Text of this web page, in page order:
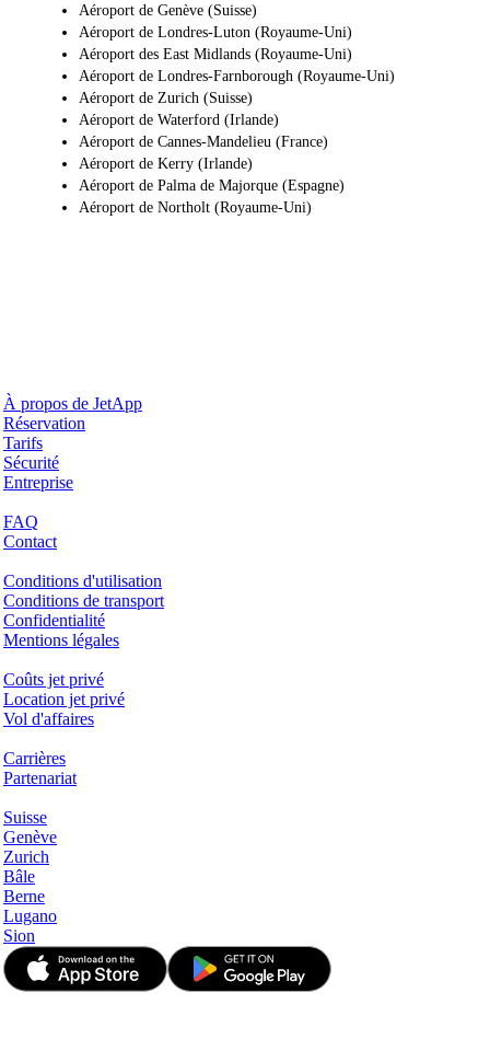
Aéroport de Genève (Suisse)
Aéroport de Londres-Luton (Royaume-Uni)
Aéroport des East Midlands (Royaume-Uni)
Aéroport de Londres-Farnborough (Royaume-Uni)
Aéroport de Zurich (Suisse)
Aéroport de Waterford (Irlande)
Aéroport de Cannes-Mandelieu (France)
Aéroport de Kerry (Irlande)
Aéroport de Palma de Majorque (Espagne)
Aéroport de Northolt (Royaume-Uni)
À propos de JetApp
Réservation
Tarifs
Sécurité
Entreprise
FAQ
Contact
Conditions d'utilisation
Conditions de transport
Confidentialité
Mentions légales
Coûts jet privé
Location jet privé
Vol d'affaires
Carrières
Partenariat
Suisse
Genève
Zurich
Bâle
Berne
Lugano
Sion